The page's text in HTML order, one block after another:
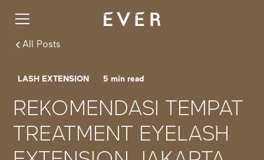
All Posts
LASH EXTENSION 5 min read
REKOMENDASI TEMPAT
TREATMENT EYELASH